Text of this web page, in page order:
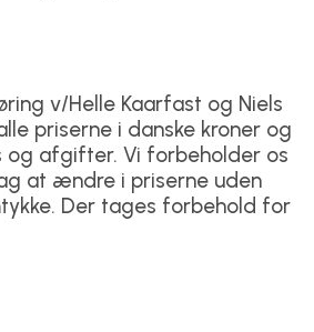
v/Helle Kaarfast og Niels
priserne i danske kroner og
og afgifter. Vi forbeholder os
at ændre i priserne uden
Der tages forbehold for